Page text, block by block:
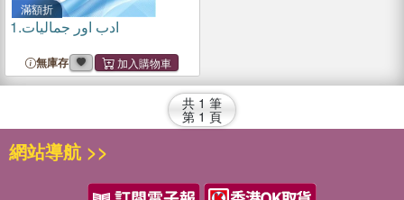
滿額折
1.ادب اور جمالیات
無庫存
共 1 筆
第 1 頁
網站導航 >>